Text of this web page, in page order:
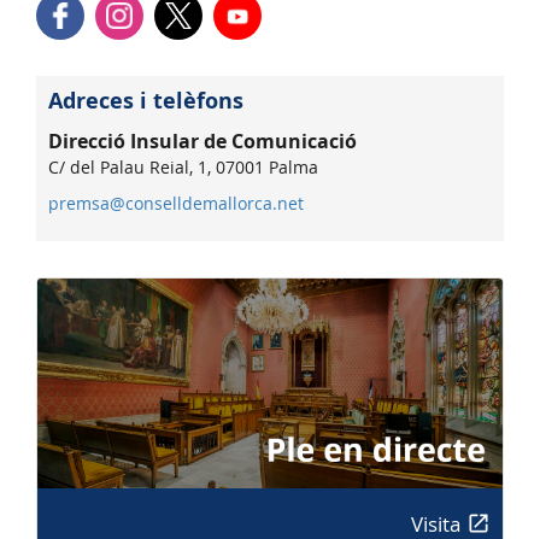
Adreces i telèfons
Direcció Insular de Comunicació
C/ del Palau Reial, 1, 07001 Palma
premsa@conselldemallorca.net
Visita